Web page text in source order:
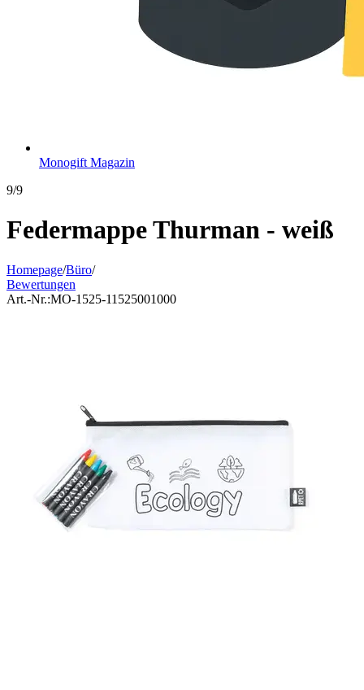
Monogift Magazin
9/9
Federmappe Thurman - weiß
Homepage/Büro/
Bewertungen
Art.-Nr.:MO-1525-11525001000